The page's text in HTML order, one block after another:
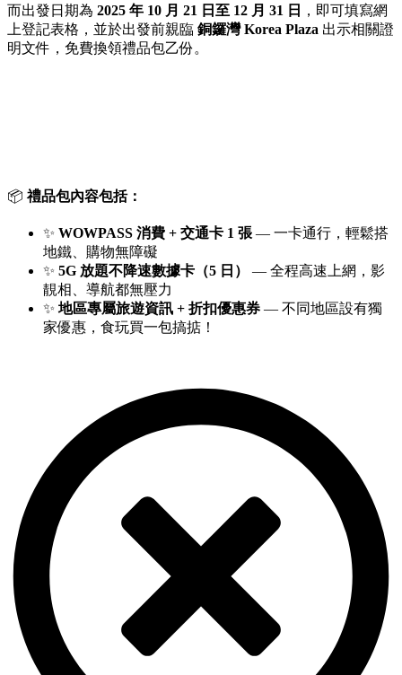
而出發日期為 2025 年 10 月 21 日至 12 月 31 日
，即可填寫網
上登記表格，並於出發前親臨 銅鑼灣 Korea Plaza 出示相關證
明文件，免費換領禮品包乙份。
📦 禮品包內容包括：
✨ WOWPASS 消費 + 交通卡 1 張 — 一卡通行，輕鬆搭
地鐵、購物無障礙
✨ 5G 放題不降速數據卡（5 日）
— 全程高速上網，影
靚相、導航都無壓力
✨ 地區專屬旅遊資訊 + 折扣優惠券 — 不同地區設有獨
家優惠，食玩買一包搞掂！